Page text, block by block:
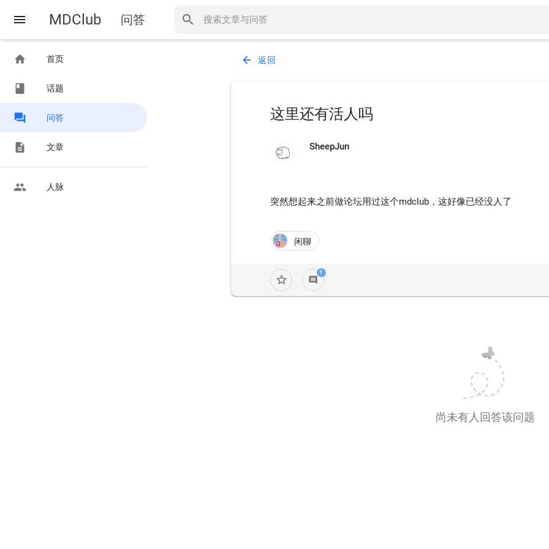
menu MDClub 问答 search
home 首页
class 话题
forum 问答
description 文章
people 人脉
arrow_back 返回
这里还有活人吗
SheepJun
突然想起来之前做论坛用过这个mdclub，这好像已经没人了
闲聊
star_border
1
comment
尚未有人回答该问题